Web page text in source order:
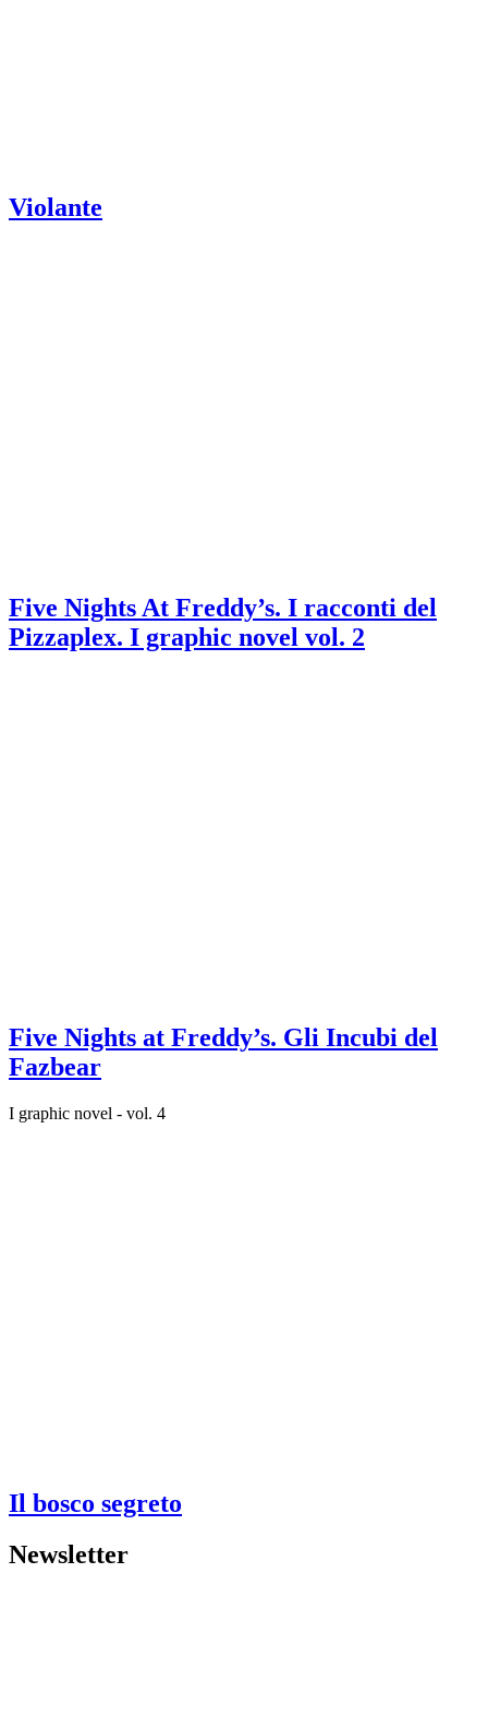
Violante
Five Nights At Freddy’s. I racconti del
Pizzaplex. I graphic novel vol. 2
Five Nights at Freddy’s. Gli Incubi del
Fazbear
I graphic novel - vol. 4
Il bosco segreto
Newsletter